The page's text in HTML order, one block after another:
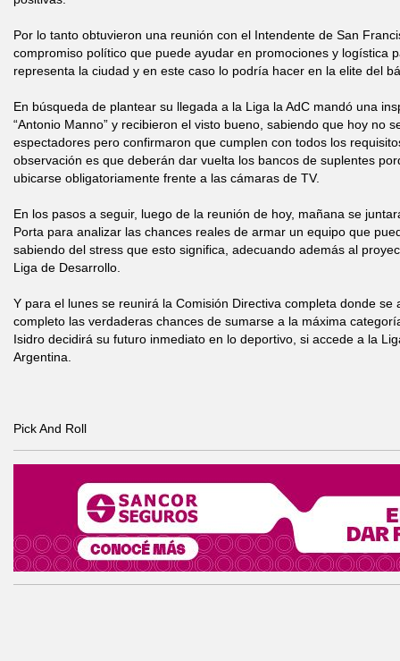
Por lo tanto obtuvieron una reunión con el Intendente de San
compromiso político que puede ayudar en promociones y logística
representa la ciudad y en este caso lo podría hacer en la elite del
En búsqueda de plantear su llegada a la Liga la AdC mandó una
“Antonio Manno” y recibieron el visto bueno, sabiendo que hoy no
espectadores pero confirmaron que cumplen con todos los
observación es que deberán dar vuelta los bancos de suplentes
ubicarse obligatoriamente frente a las cámaras de TV.
En los pasos a seguir, luego de la reunión de hoy, mañana se
Porta para analizar las chances reales de armar un equipo que
sabiendo del stress que esto significa, adecuando además al
Liga de Desarrollo.
Y para el lunes se reunirá la Comisión Directiva completa donde se
completo las verdaderas chances de sumarse a la máxima
Isidro decidirá su futuro inmediato en lo deportivo, si accede a la
Argentina.
Pick And Roll